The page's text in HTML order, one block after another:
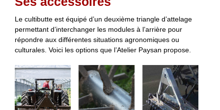
Le cultibutte est équipé d’un deuxième triangle d’attelage
permettant d’interchanger les modules à l’arrière pour
répondre aux différentes situations agronomiques ou
culturales. Voici les options que l’Atelier Paysan propose.